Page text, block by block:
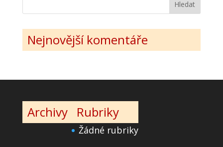
Nejnovější komentáře
Archivy Rubriky
Žádné rubriky